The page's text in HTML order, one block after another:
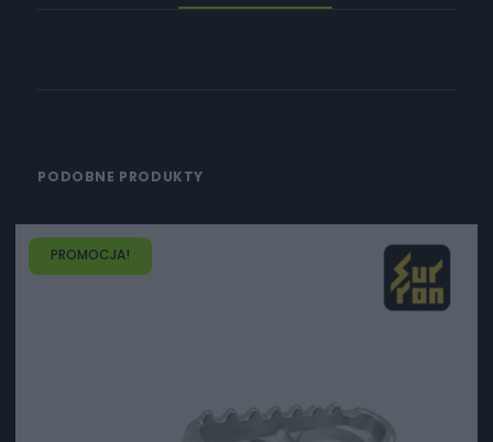
PODOBNE PRODUKTY
PROMOCJA!